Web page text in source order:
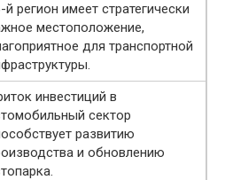
й регион имеет стратегически
местоположение,
для транспортной
инвестиций в
сектор
развитию
и обновлению